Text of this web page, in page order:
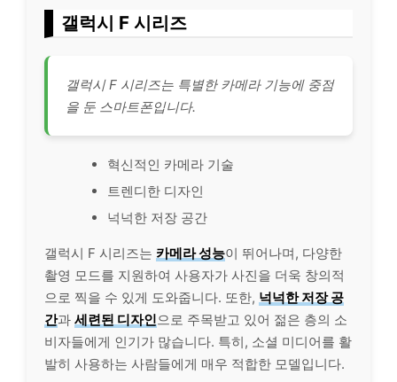
갤럭시 F 시리즈
갤럭시 F 시리즈는 특별한 카메라 기능에 중점
을 둔 스마트폰입니다.
혁신적인 카메라 기술
트렌디한 디자인
넉넉한 저장 공간
갤럭시 F 시리즈는 카메라 성능이 뛰어나며, 다양한
촬영 모드를 지원하여 사용자가 사진을 더욱 창의적
으로 찍을 수 있게 도와줍니다. 또한, 넉넉한 저장 공
간과 세련된 디자인으로 주목받고 있어 젊은 층의 소
비자들에게 인기가 많습니다. 특히, 소셜 미디어를 활
발히 사용하는 사람들에게 매우 적합한 모델입니다.